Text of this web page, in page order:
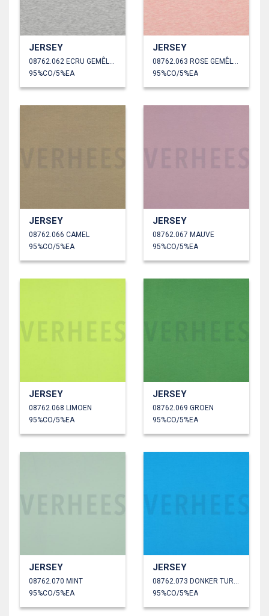
JERSEY
08762.062 ECRU GEMÊLEERD
95%CO/5%EA
JERSEY
08762.063 ROSE GEMÊLEERD
95%CO/5%EA
JERSEY
08762.066 CAMEL
95%CO/5%EA
JERSEY
08762.067 MAUVE
95%CO/5%EA
JERSEY
08762.068 LIMOEN
95%CO/5%EA
JERSEY
08762.069 GROEN
95%CO/5%EA
JERSEY
08762.070 MINT
95%CO/5%EA
JERSEY
08762.073 DONKER TURKOISE
95%CO/5%EA